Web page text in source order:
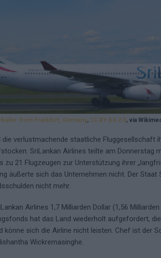
Kiefer. from Frankfurt, Germany, CC BY-SA 2.0, via
die verlustmachende staatliche Fluggesellschaft
SriLankan Airlines teilte am Donnerstag
zu 21 Flugzeugen zur Unterstützung ihrer
äußerte sich das Unternehmen nicht. Der Staat
nicht mehr.
Airlines 1,7 Milliarden Dollar (1,56
hat das Land wiederholt aufgefordert,
könne sich die Airline nicht leisten. Chef ist der
Wickremasinghe.